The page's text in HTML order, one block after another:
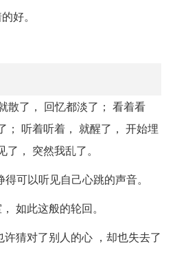
好。
散了， 回忆都淡了； 看着看
； 听着听着， 就醒了， 开始埋
， 突然我乱了。
可以听见自己心跳的声音。
如此这般的轮回。
猜对了别人的心 ，却也失去了